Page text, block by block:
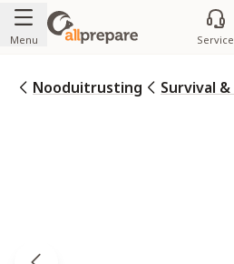
Ga naar de inhoud
Menu Service
Nooduitrusting Survival